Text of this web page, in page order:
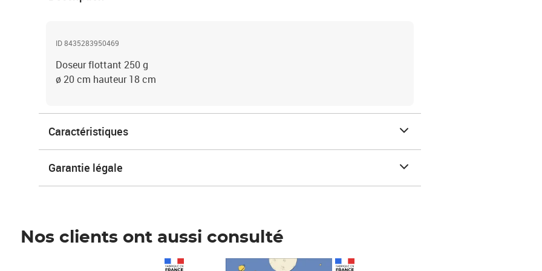
ID 8435283950469
Doseur ﬂottant 250 g
ø 20 cm hauteur 18 cm
Caractéristiques
Garantie légale
Nos clients ont aussi consulté
Prix 7,50€